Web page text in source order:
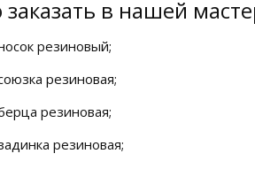
в нашей
резиновый;
резиновая;
резиновая;
резиновая;